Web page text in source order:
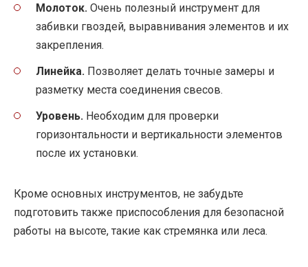
Молоток. Очень полезный инструмент для
забивки гвоздей, выравнивания элементов и их
закрепления.
Линейка. Позволяет делать точные замеры и
разметку места соединения свесов.
Уровень. Необходим для проверки
горизонтальности и вертикальности элементов
после их установки.
Кроме основных инструментов, не забудьте
подготовить также приспособления для безопасной
работы на высоте, такие как стремянка или леса.